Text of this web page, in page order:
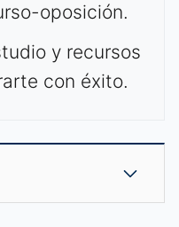
oposición.
y recursos
con éxito.